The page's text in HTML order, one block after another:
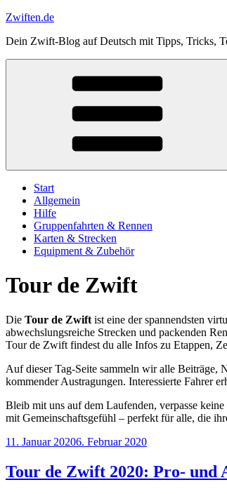
Zum
springen
Zwiften.de
Dein Zwift-Blog auf Deutsch mit Tipps, Tricks,
Start
Allgemein
Hilfe
Gruppenfahrten & Rennen
Karten & Strecken
Equipment & Zubehör
Tour de Zwift
Die Tour de Zwift ist eine der spannendsten
abwechslungsreiche Strecken und packenden
Tour de Zwift findest du alle Infos zu Etappen,
Auf dieser Tag‑Seite sammeln wir alle
kommender Austragungen. Interessierte Fahrer
Bleib mit uns auf dem Laufenden, verpasse
mit Gemeinschaftsgefühl – perfekt für alle, die
Veröffentlicht
11. Januar 20206. Februar 2020
Tour de Zwift 2020: Pro- und